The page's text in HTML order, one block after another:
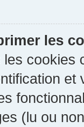
les
cookies
(lu ou